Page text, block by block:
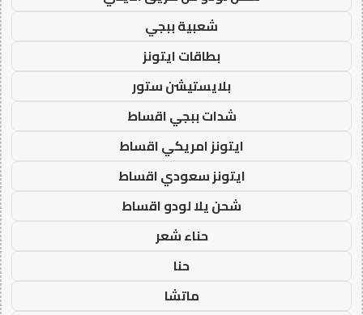
شعبية ببجي
بطاقات ايتونز
بلايستيشن ستور
شدات ببجي اقساط
ايتونز امريكي اقساط
ايتونز سعودي اقساط
شحن يلا لودو اقساط
حناء شعر
حنا
ماتشا